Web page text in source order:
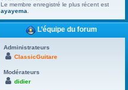
Le membre enregistré le plus récent est
ayayema
L’équipe du forum
Administrateurs
ClassicGuitare
Modérateurs
didier